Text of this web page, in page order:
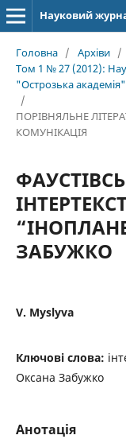
Головна / Архіви /
Том 1 № 27 (2012):
"Острозька
/
ПОРІВНЯЛЬНЕ
КОМУНІКАЦІЯ
ЗАБУЖКО
V. Myslyva
Ключові слова:
Оксанa Забужко
Анотація